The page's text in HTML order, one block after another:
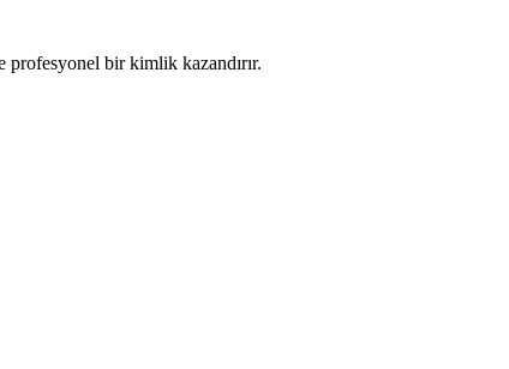
profesyonel bir kimlik kazandırır.